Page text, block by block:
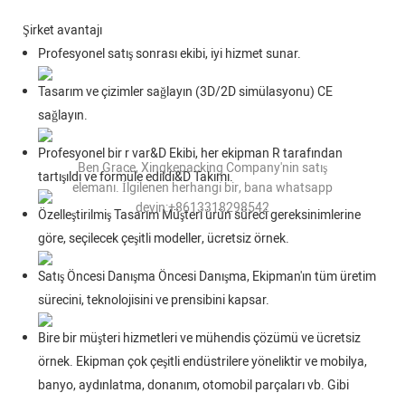
Şirket avantajı
Profesyonel satış sonrası ekibi, iyi hizmet sunar.
Tasarım ve çizimler sağlayın (3D/2D simülasyonu) CE
sağlayın.
Profesyonel bir r var&D Ekibi, her ekipman R tarafından
tartışıldı ve formüle edildi&D Takımı.
Özelleştirilmiş Tasarım Müşteri ürün süreci gereksinimlerine
göre, seçilecek çeşitli modeller, ücretsiz örnek.
Satış Öncesi Danışma Öncesi Danışma, Ekipman'ın tüm üretim
sürecini, teknolojisini ve prensibini kapsar.
Bire bir müşteri hizmetleri ve mühendis çözümü ve ücretsiz
örnek. Ekipman çok çeşitli endüstrilere yöneliktir ve mobilya,
banyo, aydınlatma, donanım, otomobil parçaları vb. Gibi
Ben Grace, Xingkepacking Company'nin satış
elemanı. İlgilenen herhangi bir, bana whatsapp
deyin:+8613318298542